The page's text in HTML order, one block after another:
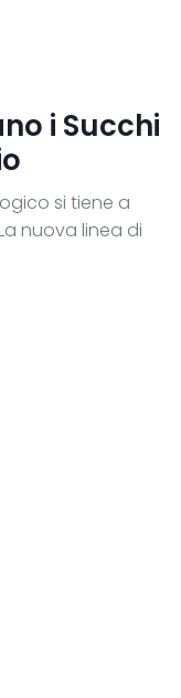
i Succhi
si tiene a
nuova linea di